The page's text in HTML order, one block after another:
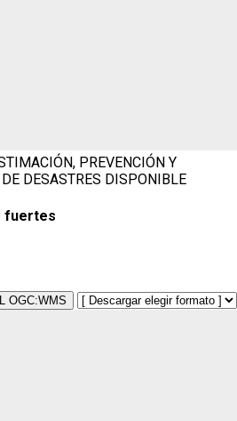
PREVENCIÓN Y
DESASTRES DISPONIBLE
fuertes
OGC:WMS